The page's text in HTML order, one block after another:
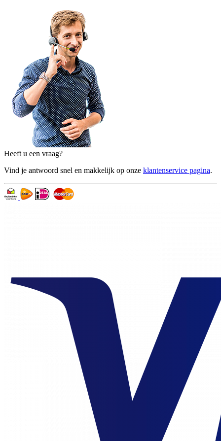
Heeft u een vraag?
Vind je antwoord snel en makkelijk op onze klantenservice pagina.